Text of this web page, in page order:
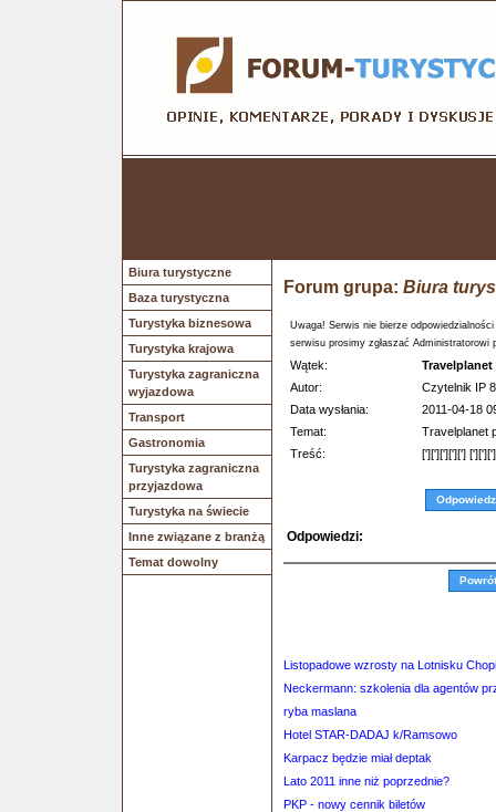
Biura turystyczne
Baza turystyczna
Turystyka biznesowa
Turystyka krajowa
Turystyka zagraniczna
wyjazdowa
Transport
Gastronomia
Turystyka zagraniczna
przyjazdowa
Turystyka na świecie
Inne związane z branżą
Temat dowolny
Forum grupa: Biura
Uwaga! Serwis nie bierze
serwisu prosimy zgłaszać Administratorowi
Wątek:
Travelplanet
Autor:
Czytelnik IP
Data wysłania:
2011-04-18
Temat:
Travelplanet
Treść:
[']['][']['][']
Odpowiedz
Odpowiedzi:
Listopadowe wzrosty na Lotnisku
Neckermann: szkolenia dla agentów
ryba maslana
Hotel STAR-DADAJ k/Ramsowo
Karpacz będzie miał deptak
Lato 2011 inne niż poprzednie?
PKP - nowy cennik biletów